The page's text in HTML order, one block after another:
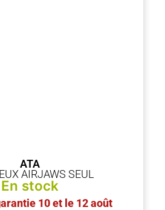
ATA
AIRJAWS SEUL
En stock
10 et le 12 août